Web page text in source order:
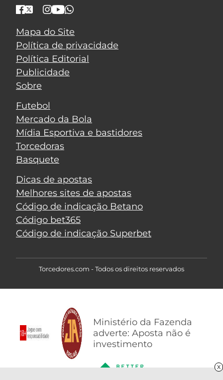
X
Mapa do Site
Política de privacidade
Política Editorial
Publicidade
Sobre
Futebol
Mercado da Bola
Mídia Esportiva e bastidores
Torcedoras
Basquete
Dicas de apostas
Melhores sites de apostas
Código de indicação Betano
Código bet365
Código de indicação Superbet
Torcedores.com - Todos os direitos reservados
Ministério da Fazenda
adverte: Aposta não é
investimento